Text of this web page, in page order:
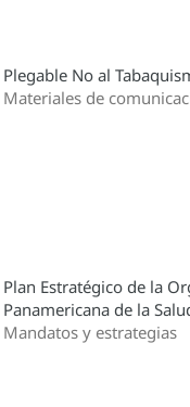
Plegable No al
Materiales de
Plan Estratégico de la
Panamericana de la
Mandatos y estrategias